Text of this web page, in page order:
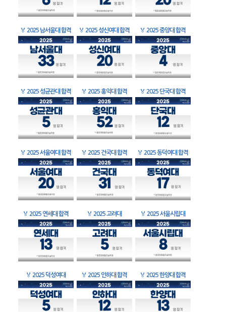
🏅 2025 남서울대 합격 🏅 2025 성신여대 합격 🏅 2025 중앙대 합격
🏅 2025 성균관대 합격 🏅 2025 홍익대 합격 🏅 2025 단국대 합격
🏅 2025 서울여대 합격 🏅 2025 건국대 합격 🏅 2025 동덕여대 합격
🏅 2025 연세대 합격 🏅 2025 고려대 🏅 2025 서울시립대
🏅 2025 덕성여대 🏅 2025 인하대 합격 🏅 2025 한양대 합격